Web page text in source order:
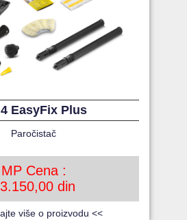
EasyFix Plus
Paročistač
MP Cena :
din
više o proizvodu <<